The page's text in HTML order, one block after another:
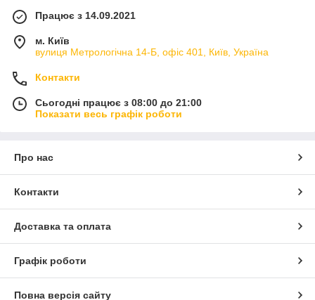
Працює з 14.09.2021
м. Київ
вулиця Метрологічна 14-Б, офіс 401, Київ, Україна
Контакти
Сьогодні працює з 08:00 до 21:00
Показати весь графік роботи
Про нас
Контакти
Доставка та оплата
Графік роботи
Повна версія сайту